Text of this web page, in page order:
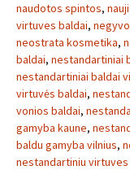
naudotos spintos,
virtuves baldai,
neostrata kosmetika,
baldai, nestandartiniai
nestandartiniai baldai
virtuvės baldai,
vonios baldai,
gamyba kaune,
baldu gamyba vilnius,
nestandartiniu